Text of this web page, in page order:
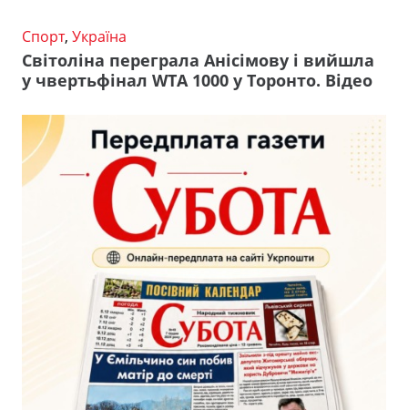
Спорт, Україна
Світоліна переграла Анісімову і вийшла
у чвертьфінал WTA 1000 у Торонто. Відео